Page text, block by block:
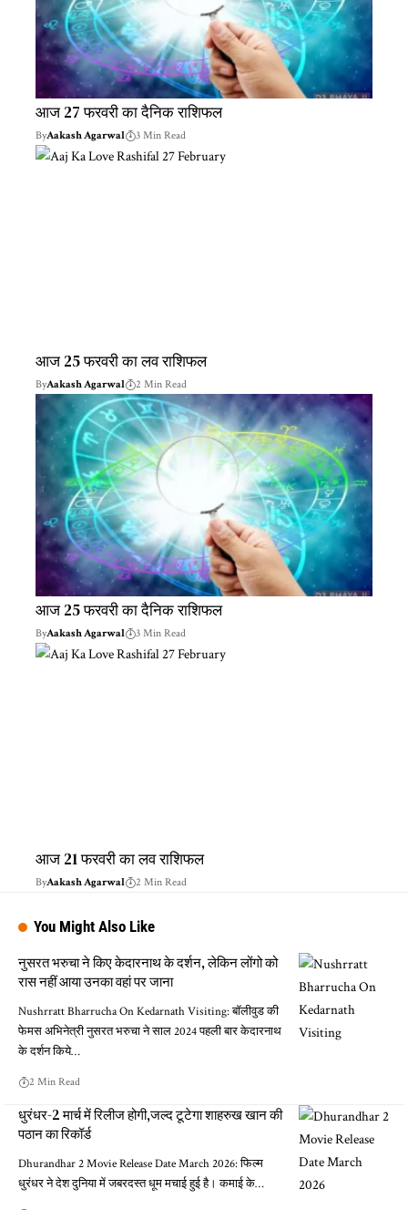
आज 27 फरवरी का दैनिक राशिफल
ByAakash Agarwal 3 Min Read
आज 25 फरवरी का लव राशिफल
ByAakash Agarwal 2 Min Read
आज 25 फरवरी का दैनिक राशिफल
ByAakash Agarwal 3 Min Read
आज 21 फरवरी का लव राशिफल
ByAakash Agarwal 2 Min Read
You Might Also Like
नुसरत भरुचा ने किए केदारनाथ के दर्शन, लेकिन लोंगो को
रास नहीं आया उनका वहां पर जाना
Nushrratt Bharrucha On Kedarnath Visiting: बॉलीवुड की
फेमस अभिनेत्री नुसरत भरुचा ने साल 2024 पहली बार केदारनाथ
के दर्शन किये…
2 Min Read
धुरंधर-2 मार्च में रिलीज होगी,जल्द टूटेगा शाहरुख खान की
पठान का रिकॉर्ड
Dhurandhar 2 Movie Release Date March 2026: फिल्म
धुरंधर ने देश दुनिया में जबरदस्त धूम मचाई हुई है। कमाई के…